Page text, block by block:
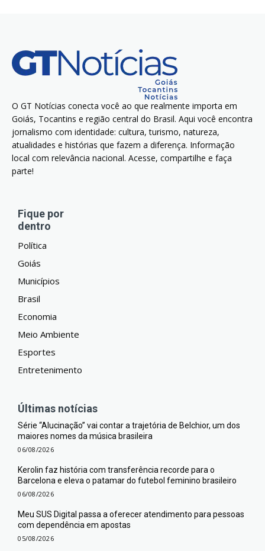
O GT Notícias conecta você ao que realmente importa em
Goiás, Tocantins e região central do Brasil. Aqui você encontra
jornalismo com identidade: cultura, turismo, natureza,
atualidades e histórias que fazem a diferença. Informação
local com relevância nacional. Acesse, compartilhe e faça
parte!
Fique por
dentro
Política
Goiás
Municípios
Brasil
Economia
Meio Ambiente
Esportes
Entretenimento
Últimas notícias
Série “Alucinação” vai contar a trajetória de Belchior, um dos
maiores nomes da música brasileira
06/08/2026
Kerolin faz história com transferência recorde para o
Barcelona e eleva o patamar do futebol feminino brasileiro
06/08/2026
Meu SUS Digital passa a oferecer atendimento para pessoas
com dependência em apostas
05/08/2026